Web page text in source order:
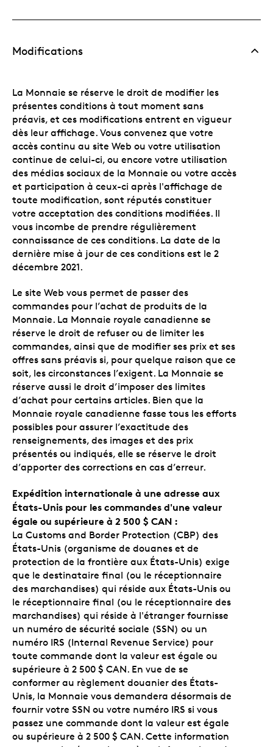
Modifications
La Monnaie se réserve le droit de modifier les
présentes conditions à tout moment sans
préavis, et ces modifications entrent en vigueur
dès leur affichage. Vous convenez que votre
accès continu au site Web ou votre utilisation
continue de celui-ci, ou encore votre utilisation
des médias sociaux de la Monnaie ou votre accès
et participation à ceux-ci après l'affichage de
toute modification, sont réputés constituer
votre acceptation des conditions modifiées. Il
vous incombe de prendre régulièrement
connaissance de ces conditions. La date de la
dernière mise à jour de ces conditions est le 2
décembre 2021.
Le site Web vous permet de passer des
commandes pour l’achat de produits de la
Monnaie. La Monnaie royale canadienne se
réserve le droit de refuser ou de limiter les
commandes, ainsi que de modifier ses prix et ses
offres sans préavis si, pour quelque raison que ce
soit, les circonstances l’exigent. La Monnaie se
réserve aussi le droit d’imposer des limites
d’achat pour certains articles. Bien que la
Monnaie royale canadienne fasse tous les efforts
possibles pour assurer l’exactitude des
renseignements, des images et des prix
présentés ou indiqués, elle se réserve le droit
d’apporter des corrections en cas d’erreur.
Expédition internationale à une adresse aux
États-Unis pour les commandes d'une valeur
égale ou supérieure à 2 500 $ CAN :
La Customs and Border Protection (CBP) des
États-Unis (organisme de douanes et de
protection de la frontière aux États-Unis) exige
que le destinataire final (ou le réceptionnaire
des marchandises) qui réside aux États-Unis ou
le réceptionnaire final (ou le réceptionnaire des
marchandises) qui réside à l'étranger fournisse
un numéro de sécurité sociale (SSN) ou un
numéro IRS (Internal Revenue Service) pour
toute commande dont la valeur est égale ou
supérieure à 2 500 $ CAN. En vue de se
conformer au règlement douanier des États-
Unis, la Monnaie vous demandera désormais de
fournir votre SSN ou votre numéro IRS si vous
passez une commande dont la valeur est égale
ou supérieure à 2 500 $ CAN. Cette information